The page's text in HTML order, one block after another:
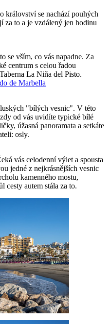
království se nachází pouhých
to a je vzdálený jen hodinu
se vším, co vás napadne. Za
centrum s celou řadou
La Niña del Pisto.
de Marbella
"bílých vesnic". V této
od vás uvidíte typické bílé
úžasná panoramata a setkáte
osly.
vás celodenní výlet a spousta
jedné z nejkrásnějších vesnic
kamenného mostu,
cesty autem stála za to.